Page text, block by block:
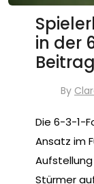
in der
By
Die 6-3-1-
Ansatz im
Stürmer